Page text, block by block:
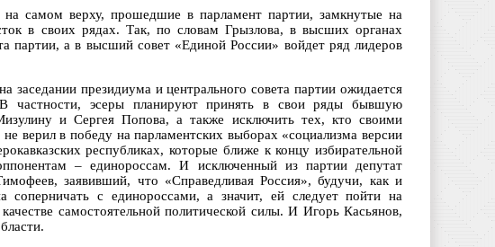
самом верху, прошедшие в парламент партии, замкнутые на
в своих рядах. Так, по словам Грызлова, в высших органах
партии, а в высший совет «Единой России» войдет ряд лидеров
заседании президиума и центрального совета партии ожидается
частности, эсеры планируют принять в свои ряды бывшую
и Сергея Попова, а также исключить тех, кто своими
верил в победу на парламентских выборах «социализма версии
республиках, которые ближе к концу избирательной
– единороссам. И исключенный из партии депутат
заявивший, что «Справедливая Россия», будучи, как и
соперничать с единороссами, а значит, ей следует пойти на
самостоятельной политической силы. И Игорь Касьянов,